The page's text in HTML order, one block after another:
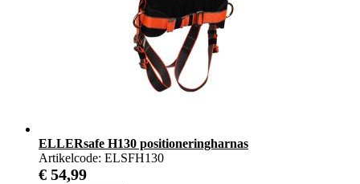
ELLERsafe H130 positioneringharnas
Artikelcode: ELSFH130
€ 54,99